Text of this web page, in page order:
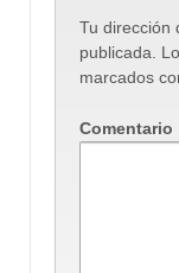
Tu dirección
publicada.
marcados
Comentario